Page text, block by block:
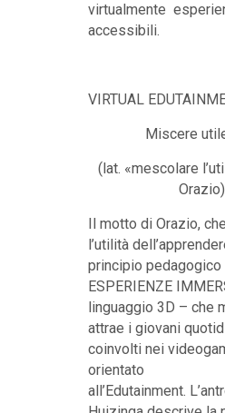
virtualmente
accessibili.
VIRTUAL
Miscere
(lat. «mescolare
Il motto di Orazio,
l’utilità
principio
ESPERIENZE
linguaggio 3D – che
attrae i giovani
coinvolti nei
orientato
all’Edutainment.